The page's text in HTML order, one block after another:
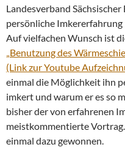
Landesverband
persönliche Imkererfahrung
Auf vielfachen Wunsch ist
„Benutzung des
(Link zur Youtube
einmal die Möglichkeit ihn
imkert und warum er es so
bisher der von erfahrenen
meistkommentierte
einmal dazu gewonnen.